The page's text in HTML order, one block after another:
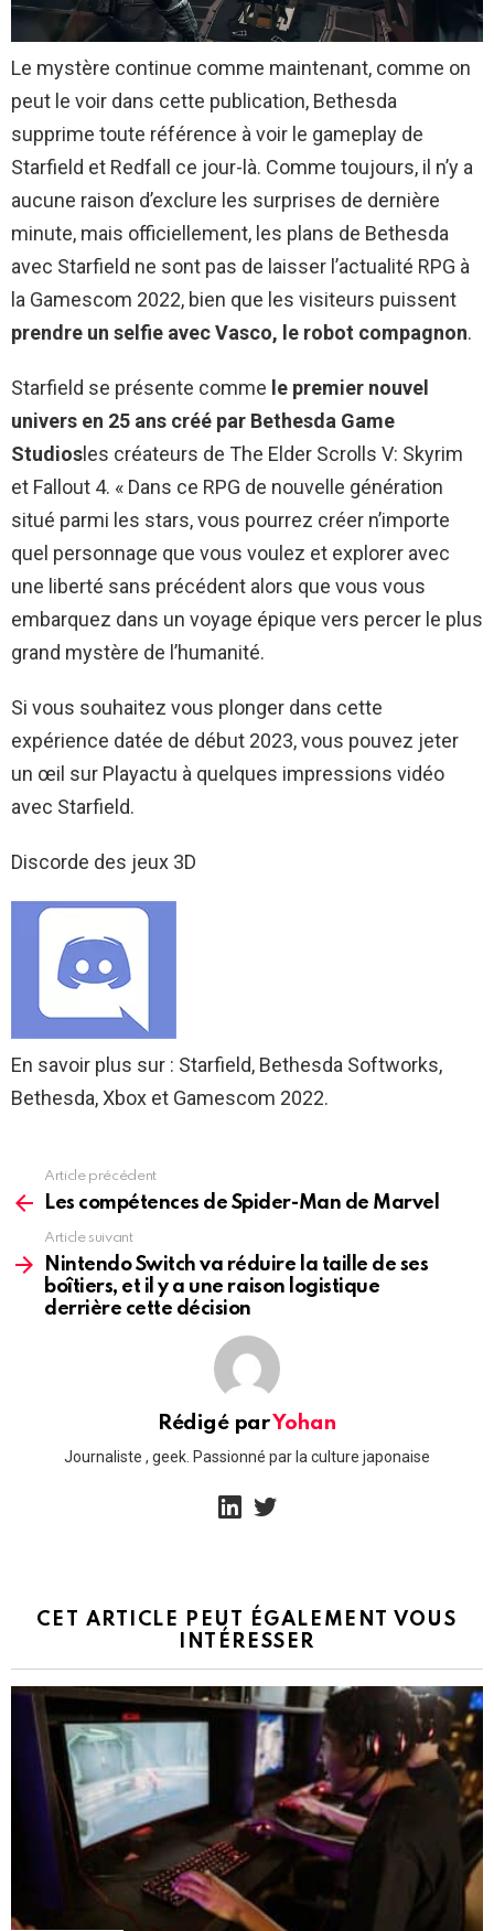
Le mystère continue comme maintenant, comme on
peut le voir dans cette publication, Bethesda
supprime toute référence à voir le gameplay de
Starfield et Redfall ce jour-là. Comme toujours, il n’y a
aucune raison d’exclure les surprises de dernière
minute, mais officiellement, les plans de Bethesda
avec Starfield ne sont pas de laisser l’actualité RPG à
la Gamescom 2022, bien que les visiteurs puissent
prendre un selfie avec Vasco, le robot compagnon.
Starfield se présente comme le premier nouvel
univers en 25 ans créé par Bethesda Game
Studiosles créateurs de The Elder Scrolls V: Skyrim
et Fallout 4. « Dans ce RPG de nouvelle génération
situé parmi les stars, vous pourrez créer n’importe
quel personnage que vous voulez et explorer avec
une liberté sans précédent alors que vous vous
embarquez dans un voyage épique vers percer le plus
grand mystère de l’humanité.
Si vous souhaitez vous plonger dans cette
expérience datée de début 2023, vous pouvez jeter
un œil sur Playactu à quelques impressions vidéo
avec Starfield.
Discorde des jeux 3D
En savoir plus sur : Starfield, Bethesda Softworks,
Bethesda, Xbox et Gamescom 2022.
more
Article précédent
Les compétences de Spider-Man de Marvel
Article suivant
Nintendo Switch va réduire la taille de ses
boîtiers, et il y a une raison logistique
derrière cette décision
Rédigé parYohan
Journaliste , geek. Passionné par la culture japonaise
linkedin
CET ARTICLE PEUT ÉGALEMENT VOUS
INTÉRESSER